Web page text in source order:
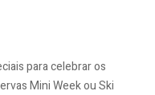
para celebrar os
Mini Week ou Ski